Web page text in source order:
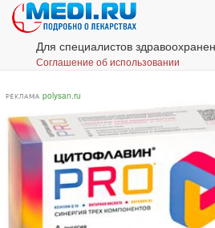
Для специалистов
Соглашение об использовании
polysan.ru